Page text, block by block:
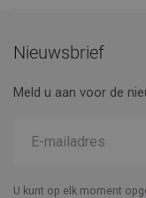
Nieuwsbrief
Meld u aan voor de
U kunt op elk moment